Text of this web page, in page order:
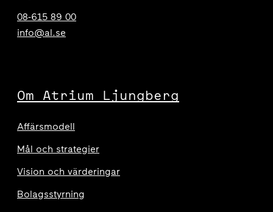
08-615 89 00
info@al.se
Om Atrium Ljungberg
Affärsmodell
Mål och strategier
Vision och värderingar
Bolagsstyrning